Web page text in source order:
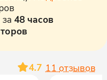
48 часов
4.7 11 отзывов